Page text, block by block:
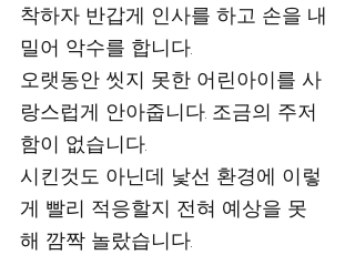
착하자 반갑게 인사를 하고 손을 내
밀어 악수를 합니다.
오랫동안 씻지 못한 어린아이를 사
랑스럽게 안아줍니다. 조금의 주저
함이 없습니다.
시킨것도 아닌데 낯선 환경에 이렇
게 빨리 적응할지 전혀 예상을 못
해 깜짝 놀랐습니다.